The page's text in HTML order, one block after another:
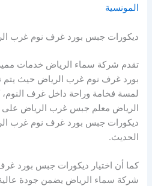
المونسية
ديكورات جبس بورد غرف نوم غرب
تقدم شركة سماء الرياض خدمات
بورد غرف نوم غرب الرياض حيث يتم
لمسة فخامة وراحة داخل غرف
الرياض معلم جبس غرب الرياض على
ديكورات جبس بورد غرف نوم غرب
الحديث.
كما أن اختيار ديكورات جبس بورد
شركة سماء الرياض يضمن جودة